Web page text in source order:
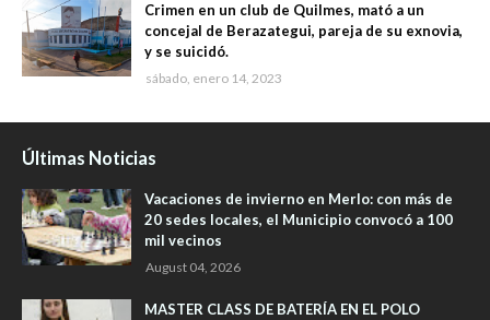
Crimen en un club de Quilmes, mató a un
concejal de Berazategui, pareja de su exnovia,
y se suicidó.
sábado, enero 14, 2023
Últimas Noticias
Vacaciones de invierno en Merlo: con más de
20 sedes locales, el Municipio convocó a 100
mil vecinos
August 04, 2026
MASTER CLASS DE BATERÍA EN EL POLO